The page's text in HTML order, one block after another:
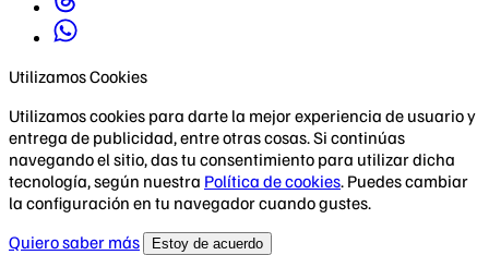
Utilizamos Cookies
Utilizamos cookies para darte la mejor experiencia de usuario y
entrega de publicidad, entre otras cosas. Si continúas
navegando el sitio, das tu consentimiento para utilizar dicha
tecnología, según nuestra Política de cookies. Puedes cambiar
la configuración en tu navegador cuando gustes.
Quiero saber más
Estoy de acuerdo